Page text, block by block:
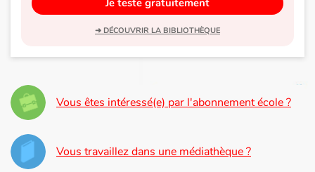
Apprendre les langues
Dyslexie, troubles de la lecture
Nos listes de lecture
Coups de coeur
Je teste gratuitement
➜ DÉCOUVRIR LA BIBLIOTHÈQUE
Vous êtes intéressé(e) par l'abonnement école ?
Vous travaillez dans une médiathèque ?